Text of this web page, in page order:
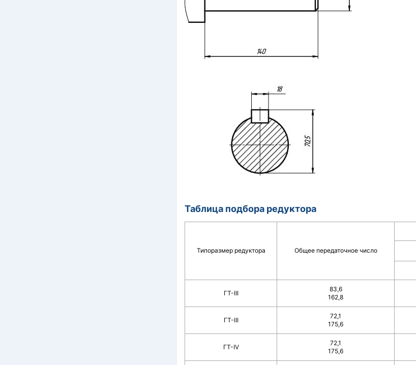
Таблица подбора редуктора
Типоразмер редуктора Общее передаточное число
ГТ-III
83,6
162,8
ГТ-III
72,1
175,6
ГТ-IV
72,1
175,6